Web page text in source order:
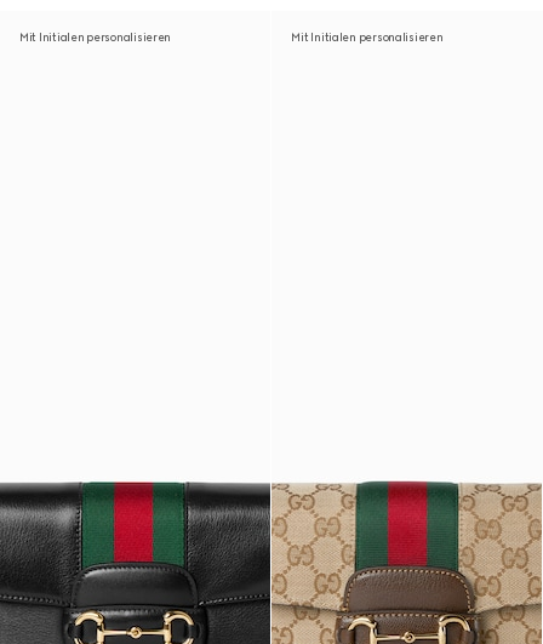
Mit Initialen personalisieren Mit Initialen personalisieren